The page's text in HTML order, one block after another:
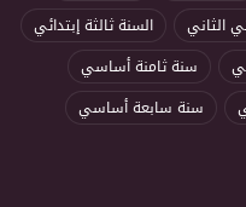
الثاني
السنة ثالثة إبتدائي
سنة ثامنة أساسي
سنة سابعة أساسي